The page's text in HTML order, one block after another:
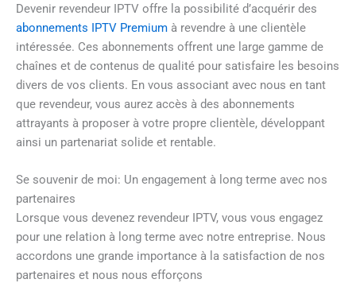
Devenir revendeur IPTV offre la possibilité d’acquérir des
abonnements IPTV Premium à revendre à une clientèle
intéressée. Ces abonnements offrent une large gamme de
chaînes et de contenus de qualité pour satisfaire les besoins
divers de vos clients. En vous associant avec nous en tant
que revendeur, vous aurez accès à des abonnements
attrayants à proposer à votre propre clientèle, développant
ainsi un partenariat solide et rentable.
Se souvenir de moi: Un engagement à long terme avec nos
partenaires
Lorsque vous devenez revendeur IPTV, vous vous engagez
pour une relation à long terme avec notre entreprise. Nous
accordons une grande importance à la satisfaction de nos
partenaires et nous nous efforçons